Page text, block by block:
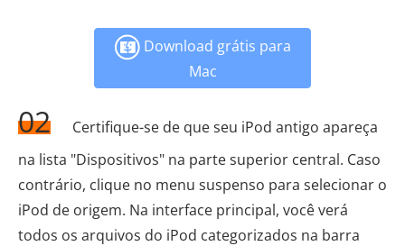
Download grátis para
Mac
02
Certifique-se de que seu iPod antigo apareça
na lista "Dispositivos" na parte superior central. Caso
contrário, clique no menu suspenso para selecionar o
iPod de origem. Na interface principal, você verá
todos os arquivos do iPod categorizados na barra